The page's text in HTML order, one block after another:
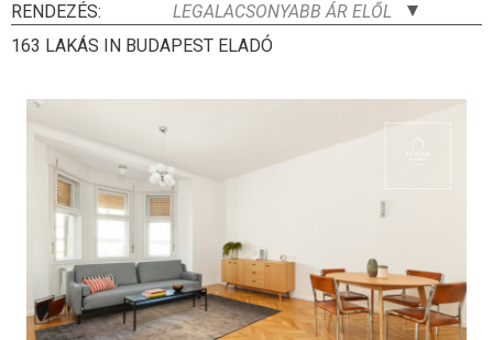
RENDEZÉS:
LEGALACSONYABB ÁR ELŐL
163 LAKÁS IN BUDAPEST ELADÓ